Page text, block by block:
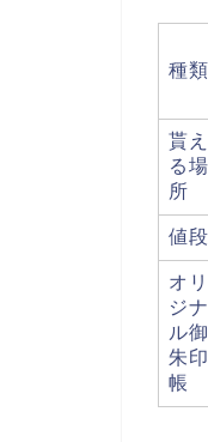
種類
貰え
る場
所
値段
オリ
ジナ
ル御
朱印
帳